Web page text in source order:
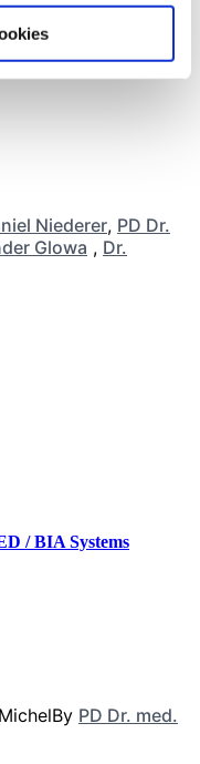
Niederer, PD Dr.
Glowa , Dr.
/ BIA Systems
By PD Dr. med.